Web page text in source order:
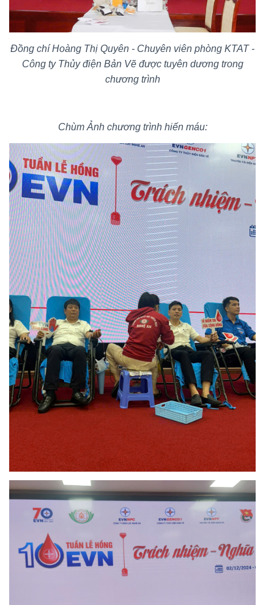
Đồng chí Hoàng Thị Quyên - Chuyên viên phòng KTAT -
Công ty Thủy điện Bản Vẽ được tuyên dương trong
chương trình
Chùm Ảnh chương trình hiến máu: